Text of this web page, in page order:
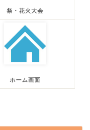
祭・花火大会
ホーム画面